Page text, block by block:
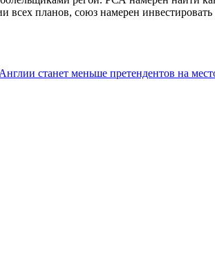
всех планов, союз намерен
станет меньше претендентов на